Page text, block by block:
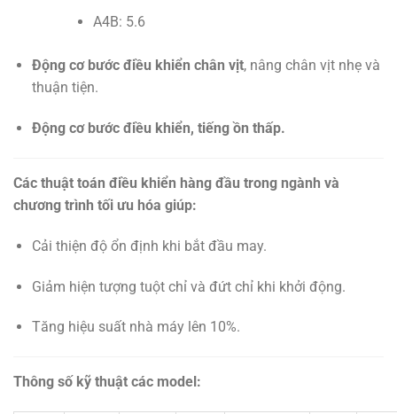
A4B: 5.6
Động cơ bước điều khiển chân vịt, nâng chân vịt nhẹ và
thuận tiện.
Động cơ bước điều khiển, tiếng ồn thấp.
Các thuật toán điều khiển hàng đầu trong ngành và
chương trình tối ưu hóa giúp:
Cải thiện độ ổn định khi bắt đầu may.
Giảm hiện tượng tuột chỉ và đứt chỉ khi khởi động.
Tăng hiệu suất nhà máy lên 10%.
Thông số kỹ thuật các model: